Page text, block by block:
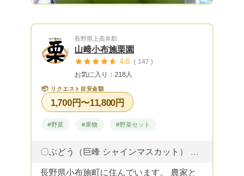
長野県上高井郡
山﨑小布施栗園
4.6 ( 147 )
お気に入り：218人
📦 リクエスト目安金額
1,700円〜11,800円
#野菜 #果物 #野菜セット
長野県小布施町に住んでいます。 農家と